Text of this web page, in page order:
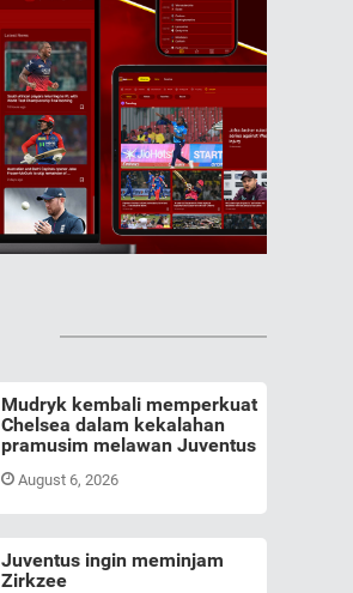
Mudryk kembali memperkuat
Chelsea dalam kekalahan
pramusim melawan Juventus
August 6, 2026
Juventus ingin meminjam
Zirkzee